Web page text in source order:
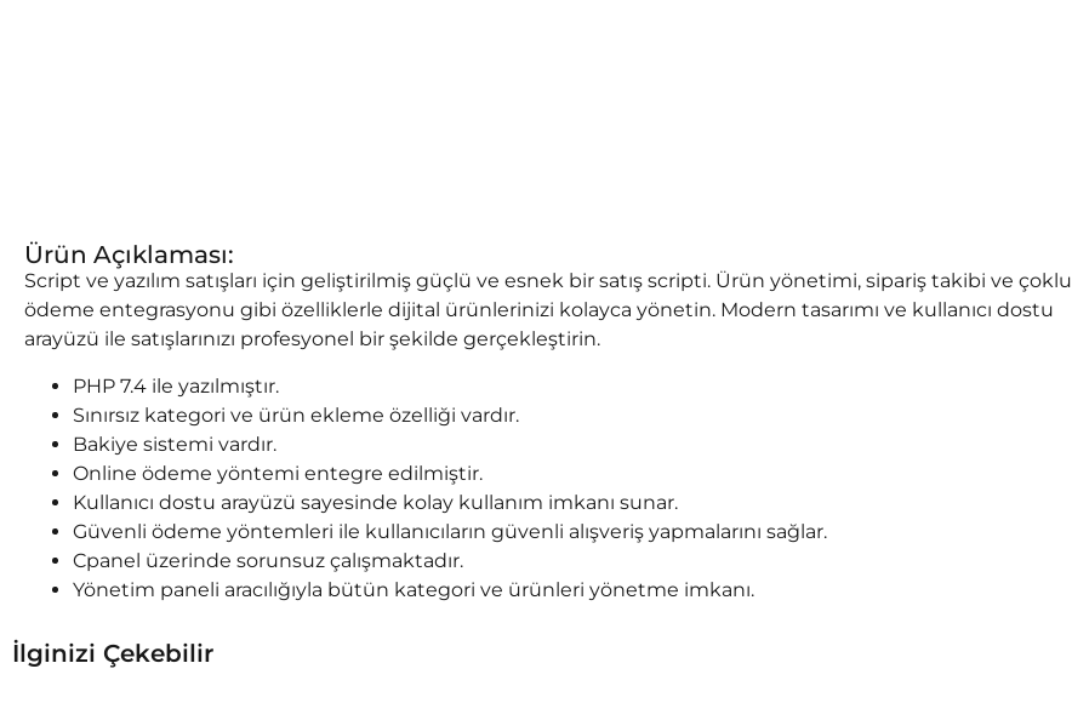
Ürün Açıklaması:
Script ve yazılım satışları için geliştirilmiş güçlü ve esnek bir satış scripti. Ürün yönetimi, sipariş takibi ve çoklu
ödeme entegrasyonu gibi özelliklerle dijital ürünlerinizi kolayca yönetin. Modern tasarımı ve kullanıcı dostu
arayüzü ile satışlarınızı profesyonel bir şekilde gerçekleştirin.
PHP 7.4 ile yazılmıştır.
Sınırsız kategori ve ürün ekleme özelliği vardır.
Bakiye sistemi vardır.
Online ödeme yöntemi entegre edilmiştir.
Kullanıcı dostu arayüzü sayesinde kolay kullanım imkanı sunar.
Güvenli ödeme yöntemleri ile kullanıcıların güvenli alışveriş yapmalarını sağlar.
Cpanel üzerinde sorunsuz çalışmaktadır.
Yönetim paneli aracılığıyla bütün kategori ve ürünleri yönetme imkanı.
İlginizi Çekebilir